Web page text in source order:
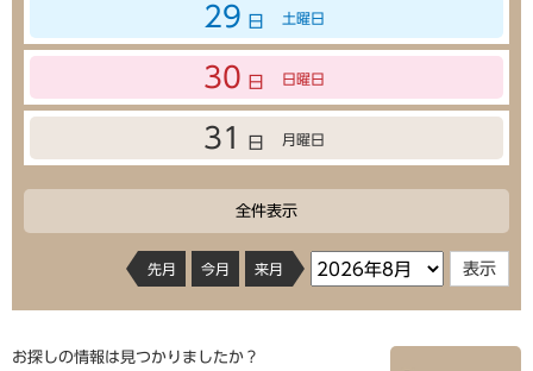
29 日 土曜日
30 日 日曜日
31 日 月曜日
全件表示
先月 今月 来月
お探しの情報は見つかりましたか？